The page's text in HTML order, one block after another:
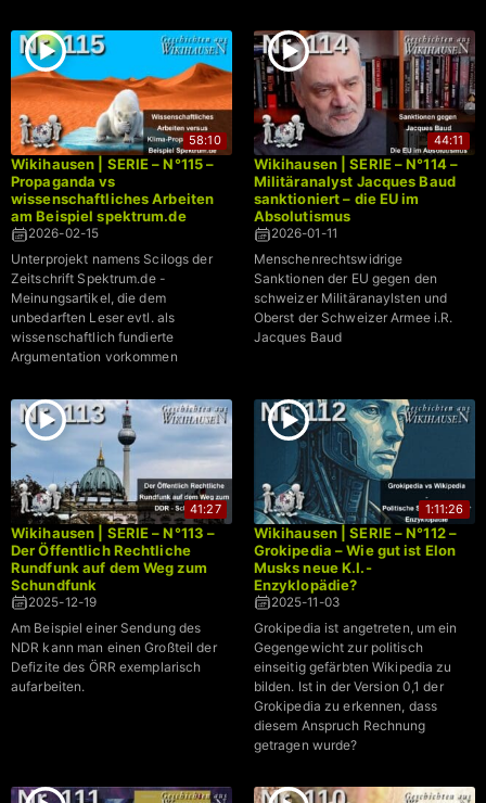
58:10
Wikihausen | SERIE – N°115 –
Propaganda vs
wissenschaftliches Arbeiten
am Beispiel spektrum.de
2026-02-15
Unterprojekt namens Scilogs der
Zeitschrift Spektrum.de -
Meinungsartikel, die dem
unbedarften Leser evtl. als
wissenschaftlich fundierte
Argumentation vorkommen
44:11
Wikihausen | SERIE – N°114 –
Militäranalyst Jacques Baud
sanktioniert – die EU im
Absolutismus
2026-01-11
Menschenrechtswidrige
Sanktionen der EU gegen den
schweizer Militäranaylsten und
Oberst der Schweizer Armee i.R.
Jacques Baud
41:27
Wikihausen | SERIE – N°113 –
Der Öffentlich Rechtliche
Rundfunk auf dem Weg zum
Schundfunk
2025-12-19
Am Beispiel einer Sendung des
NDR kann man einen Großteil der
Defizite des ÖRR exemplarisch
aufarbeiten.
1:11:26
Wikihausen | SERIE – N°112 –
Grokipedia – Wie gut ist Elon
Musks neue K.I.-
Enzyklopädie?
2025-11-03
Grokipedia ist angetreten, um ein
Gegengewicht zur politisch
einseitig gefärbten Wikipedia zu
bilden. Ist in der Version 0,1 der
Grokipedia zu erkennen, dass
diesem Anspruch Rechnung
getragen wurde?